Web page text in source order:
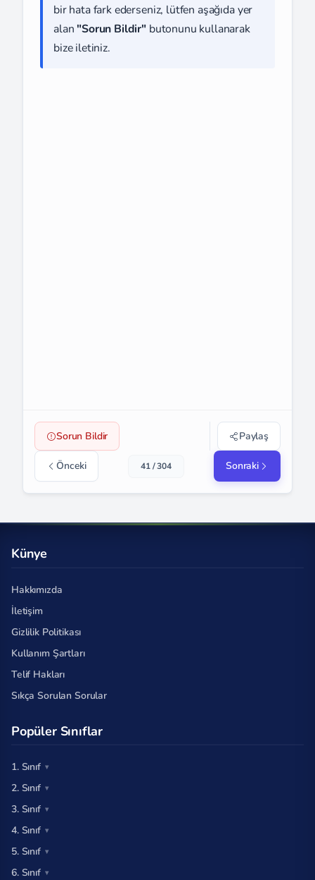
bir hata fark ederseniz, lütfen aşağıda yer
alan "Sorun Bildir" butonunu kullanarak
bize iletiniz.
Sorun Bildir Paylaş
Önceki 41 / 304 Sonraki
Künye
Hakkımızda
İletişim
Gizlilik Politikası
Kullanım Şartları
Telif Hakları
Sıkça Sorulan Sorular
Popüler Sınıflar
1. Sınıf
2. Sınıf
3. Sınıf
4. Sınıf
5. Sınıf
6. Sınıf